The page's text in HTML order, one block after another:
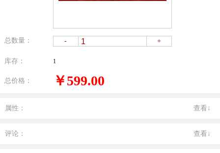
总数量： - +
库存： 1
总价格： ￥599.00
属性： 查看↓
评论： 查看↓